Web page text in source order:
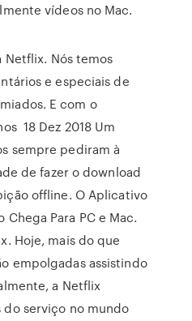
vídeos no Mac.
Netflix. Nós temos
e especiais de
E com o
18 Dez 2018 Um
sempre pediram à
de fazer o download
offline. O Aplicativo
Chega Para PC e Mac.
Hoje, mais do que
empolgadas assistindo
a Netflix
do serviço no mundo